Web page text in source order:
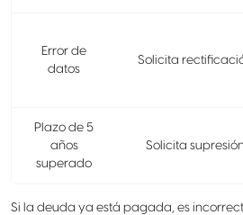
Error de
datos
Solicita
Plazo de 5
años
superado
Solicita
Si la deuda ya está pagada, es